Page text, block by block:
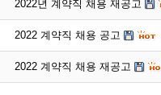
2022년 계약직 채용 재공고
2022 계약직 채용 공고
2022 계약직 채용 재공고